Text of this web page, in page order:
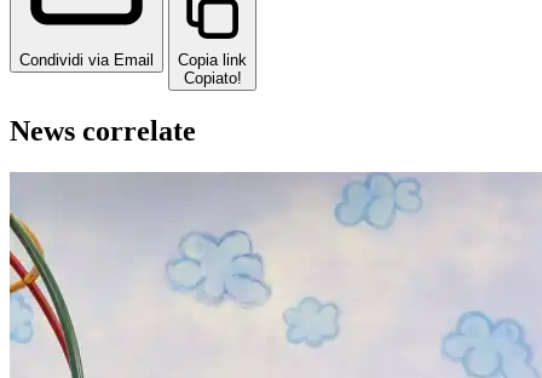
Condividi via Email
Copia link
Copiato!
News correlate